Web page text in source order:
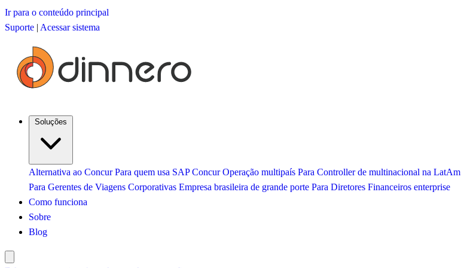
Ir para o conteúdo principal
Suporte | Acessar sistema
Alternativa ao Concur Para quem usa SAP Concur Operação multipaís Para Controller de multinacional na LatAm
Para Gerentes de Viagens Corporativas Empresa brasileira de grande porte Para Diretores Financeiros enterprise
Como funciona
Sobre
Blog